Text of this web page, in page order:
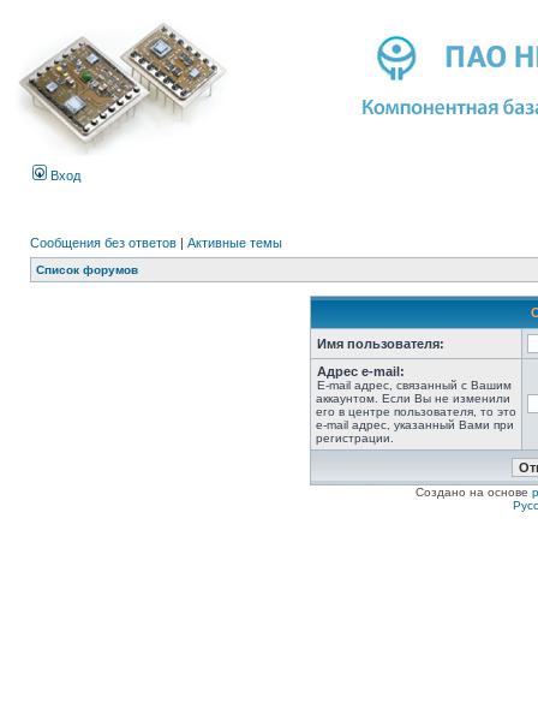
Вход
Сообщения без ответов | Активные темы
Список форумов
Имя пользователя:
Адрес e-mail:
E-mail адрес, связанный с Вашим
аккаунтом. Если Вы не изменили
его в центре пользователя, то это
e-mail адрес, указанный Вами при
регистрации.
Создано на основе